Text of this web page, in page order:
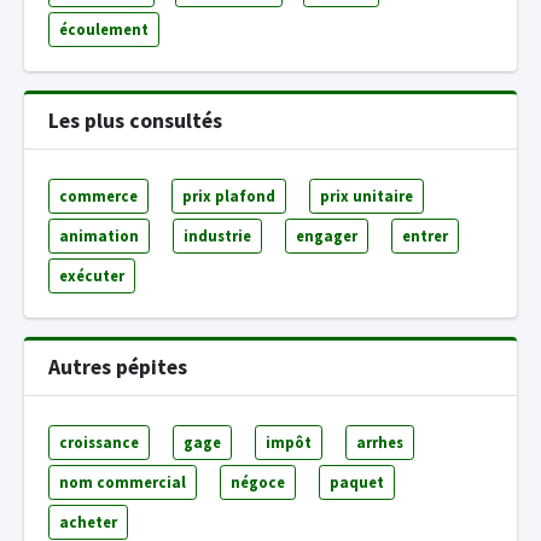
écoulement
Les plus consultés
commerce prix plafond prix unitaire
animation industrie engager entrer
exécuter
Autres pépites
croissance gage impôt arrhes
nom commercial négoce paquet
acheter